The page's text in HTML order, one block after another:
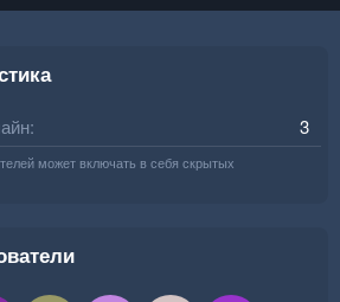
3
может включать в себя скрытых